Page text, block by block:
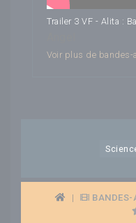
Trailer 3 VF - Alita :
Voir plus de bandes-
| BANDES-